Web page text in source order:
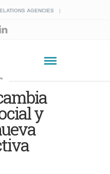
AGENCIES
y